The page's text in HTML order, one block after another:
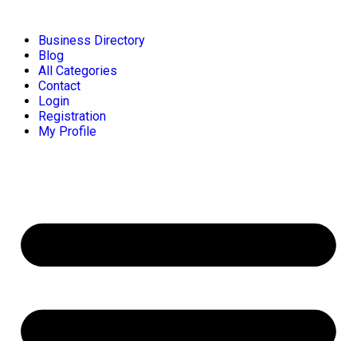
Business Directory
Blog
All Categories
Contact
Login
Registration
My Profile